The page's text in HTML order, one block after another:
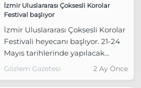
İzmir Uluslararası Çoksesli Korolar
Festival başlıyor
İzmir Uluslararası Çoksesli Korolar
Festivali heyecanı başlıyor. 21-24
Mayıs tarihlerinde yapılacak
etkinlik, yurt içi ve yurt dışından
Gözlem Gazetesi 2 Ay Önce